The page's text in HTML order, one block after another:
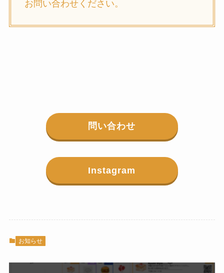
お問い合わせください。
問い合わせ
Instagram
お知らせ